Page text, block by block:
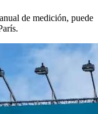
de medición, puede